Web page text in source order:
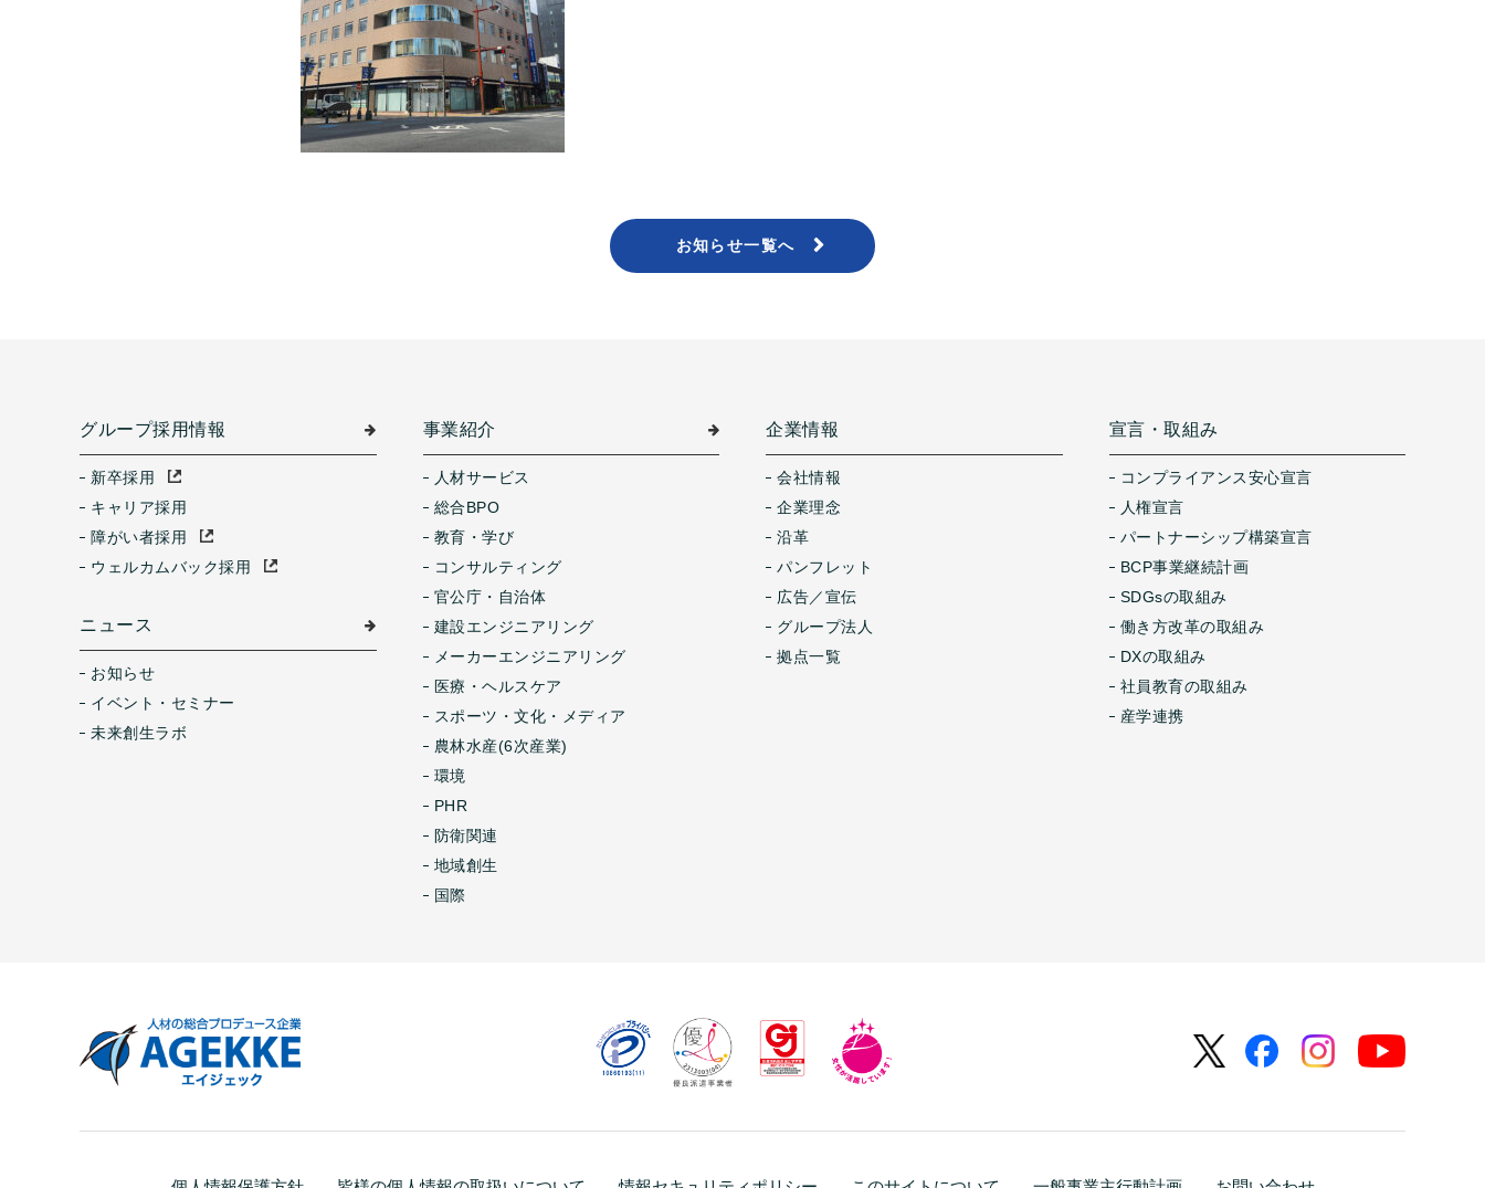
お知らせ一覧へ
グループ採用情報
新卒採用
キャリア採用
障がい者採用
ウェルカムバック採用
ニュース
お知らせ
イベント・セミナー
未来創生ラボ
事業紹介
人材サービス
総合BPO
教育・学び
コンサルティング
官公庁・自治体
建設エンジニアリング
メーカーエンジニアリング
医療・ヘルスケア
スポーツ・文化・メディア
農林水産(6次産業)
環境
PHR
防衛関連
地域創生
国際
企業情報
会社情報
企業理念
沿革
パンフレット
広告／宣伝
グループ法人
拠点一覧
宣言・取組み
コンプライアンス安心宣言
人権宣言
パートナーシップ構築宣言
BCP事業継続計画
SDGsの取組み
働き方改革の取組み
DXの取組み
社員教育の取組み
産学連携